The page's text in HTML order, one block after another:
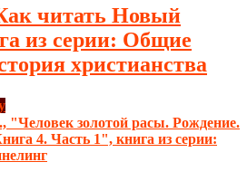
читать Новый
из серии: Общие
христианства